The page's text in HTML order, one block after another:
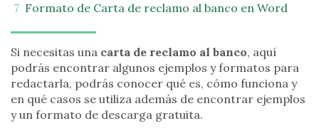
Formato de Carta de reclamo al banco en Word
Si necesitas una carta de reclamo al banco, aquí
podrás encontrar algunos ejemplos y formatos para
redactarla, podrás conocer qué es, cómo funciona y
en qué casos se utiliza además de encontrar ejemplos
y un formato de descarga gratuita.